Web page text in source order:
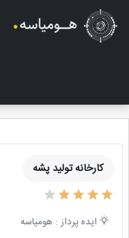
مجله هومیاسه
کارخانه تولید پشه
ایده پرداز :هومیاسه